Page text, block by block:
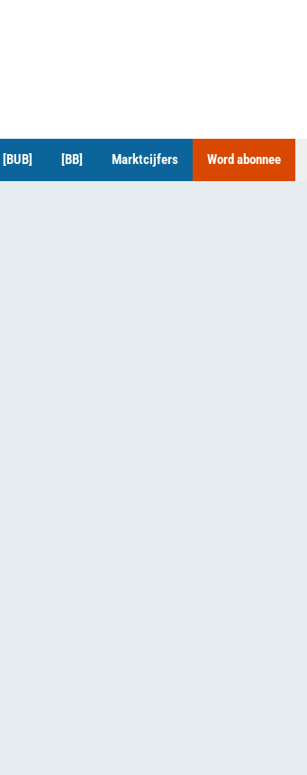
[BUB] [BB] Marktcijfers Word abonnee